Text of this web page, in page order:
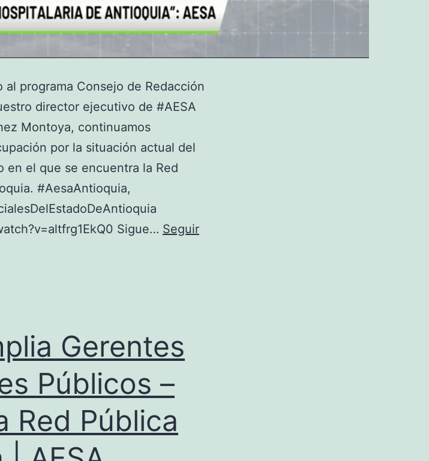
programa Consejo de Redacción
director ejecutivo de #AESA
Montoya, continuamos
por la situación actual del
en el que se encuentra la Red
#AesaAntioquia,
Sigue… Seguir
Gerentes
Públicos –
Red Pública